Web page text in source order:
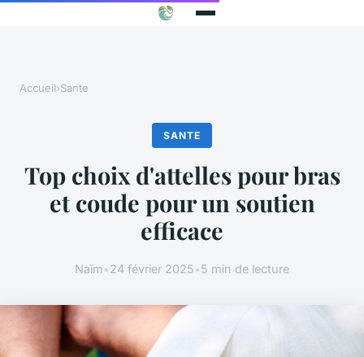
Accueil›Sante
SANTE
Top choix d'attelles pour bras
et coude pour un soutien
efficace
Naïm•24 février 2025•5 min de lecture